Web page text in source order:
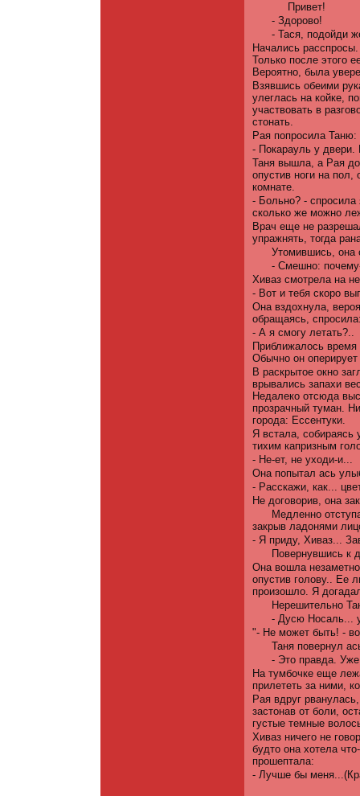
Привет!
- Здорово!
- Тася, подойди
Начались
Только после этого
Вероятно, была
Взявшись обеими
улеглась на койке,
участвовать в
стонать.
Рая попросила Таню:
- Покарауль у двери.
Таня вышла, а Рая
опустив ноги на
комнате.
- Больно? -
сколько же можно
Врач еще не
упражнять, тогда
Утомившись, она
- Смешно:
Хиваз смотрела на
- Вот и тебя скоро
Она вздохнула,
обращаясь,
- А я смогу летать?..
Приближалось время
Обычно он
В раскрытое окно
врывались запахи
Неда­леко отсюда
прозрачный туман.
города: Ессентуки.
Я встала, собираясь
тихим капризным
- Не-ет, не уходи-и...
Она попытал ась
- Расскажи, как...
Не договорив, она
Медленно
закрыв ладонями
- Я приду, Хиваз...
Повернувшись к
Она вошла
опустив голову.. Ее
произош­ло. Я
Нерешительно
- Дусю Носаль...
"- Не может быть! -
Таня повернул
- Это правда.
На тумбочке еще
прилететь за ними,
Рая вдруг
застонав от боли,
густые темные
Хиваз ничего не
будто она хотела
прошептала:
- Лучше бы